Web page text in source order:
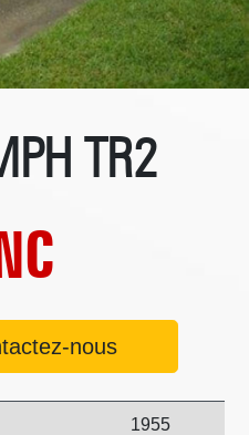
TR2
nous
1955